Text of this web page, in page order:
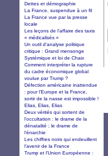
Dettes et démographie
La France, suspendue à un fil
La France vue par la presse
locale
Les leçons de l’affaire des taxis
« médicalisés »
Un outil d'analyse politique
critique : Grand mensonge
Systémique et loi de Chaix
Comment interpréter la rupture
du cadre économique global
voulue par Trump ?
Défection américaine inattendue
: pour l’Europe et la France,
sortir de la nasse est impossible !
Elias, Elias, Elias
Deux vérités qui sortent de
l'occultation : le drame de la
dénatalité ; le drame de
l'énarchie
Les chiffres noirs qui endeuillent
l’avenir de la France
Trump et l’Union Européenne :